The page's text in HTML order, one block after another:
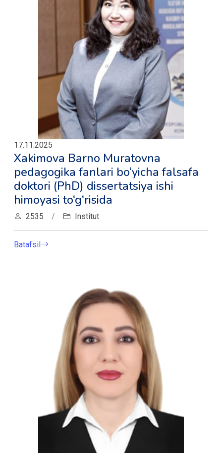
17.11.2025
Xakimova Barno Muratovna
pedagogika fanlari bo‘yicha falsafa
doktori (PhD) dissertatsiya ishi
himoyasi to‘g‘risida
2535 / Institut
Batafsil